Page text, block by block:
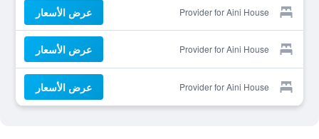
Provider for Aini House عرض الأسعار
Provider for Aini House عرض الأسعار
Provider for Aini House عرض الأسعار